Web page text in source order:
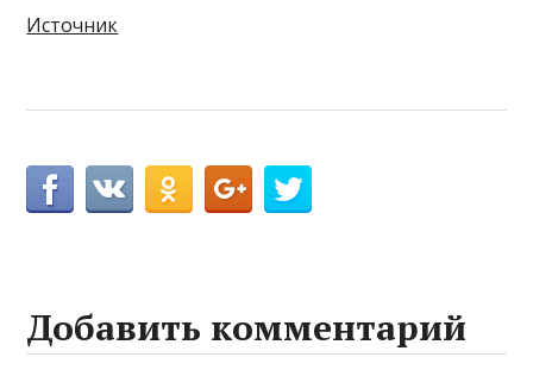
Источник
Добавить комментарий